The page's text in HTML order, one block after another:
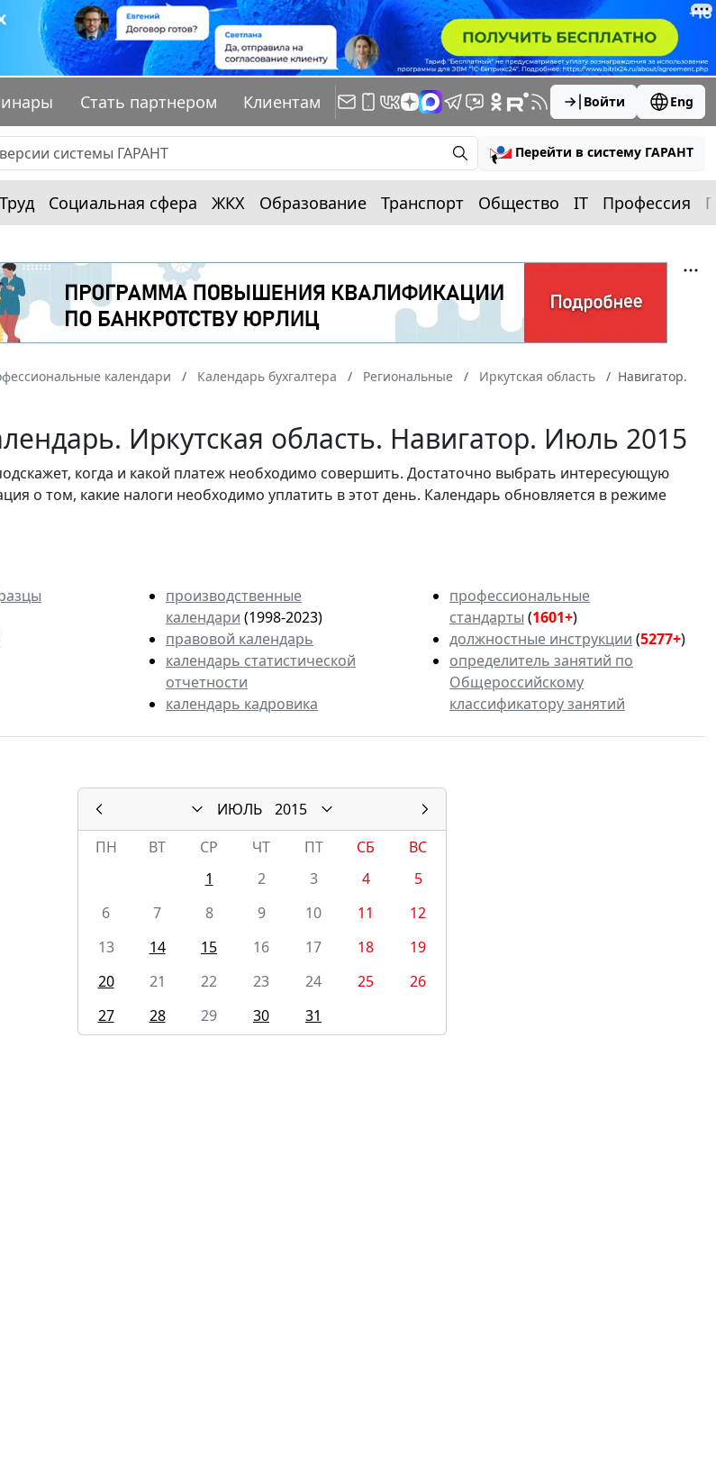
Стать партнером Клиентам Войти Eng
Перейти в систему ГАРАНТ
Труд Социальная сфера ЖКХ Образование Транспорт Общество IT Профессия
календари Календарь бухгалтера Региональные Иркутская область
Навигатор.
Иркутская область. Навигатор. Июль 2015
когда и какой платеж необходимо совершить. Достаточно выбрать интересующую
о том, какие налоги необходимо уплатить в этот день. Календарь обновляется в режиме
производственные
календари (1998-2023)
правовой календарь
календарь статистической
отчетности
календарь кадровика
профессиональные
стандарты (1601+)
должностные инструкции (5277+)
определитель занятий по
Общероссийскому
классификатору занятий
ИЮЛЬ
2015
ПН
ВТ СР ЧТ ПТ СБ
ВС
1
2 3 4
5
6
7 8 9 10 11
12
13
14 15 16 17 18
19
20
21 22 23 24 25
26
27
28 29 30 31